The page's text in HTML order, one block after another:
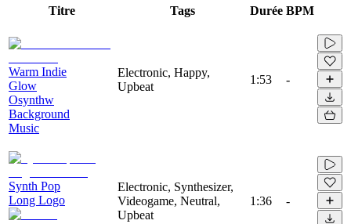
Titre Tags Durée BPM
Warm Indie
Glow
Osynthw
Background
Music
Electronic, Happy,
Upbeat
1:53 -
Synth Pop
Long Logo
Electronic, Synthesizer,
Videogame, Neutral,
Upbeat
1:36 -